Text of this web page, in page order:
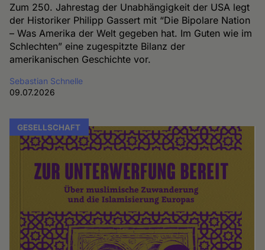
Zum 250. Jahrestag der Unabhängigkeit der USA legt
der Historiker Philipp Gassert mit “Die Bipolare Nation
– Was Amerika der Welt gegeben hat. Im Guten wie im
Schlechten” eine zugespitzte Bilanz der
amerikanischen Geschichte vor.
Sebastian Schnelle
09.07.2026
GESELLSCHAFT